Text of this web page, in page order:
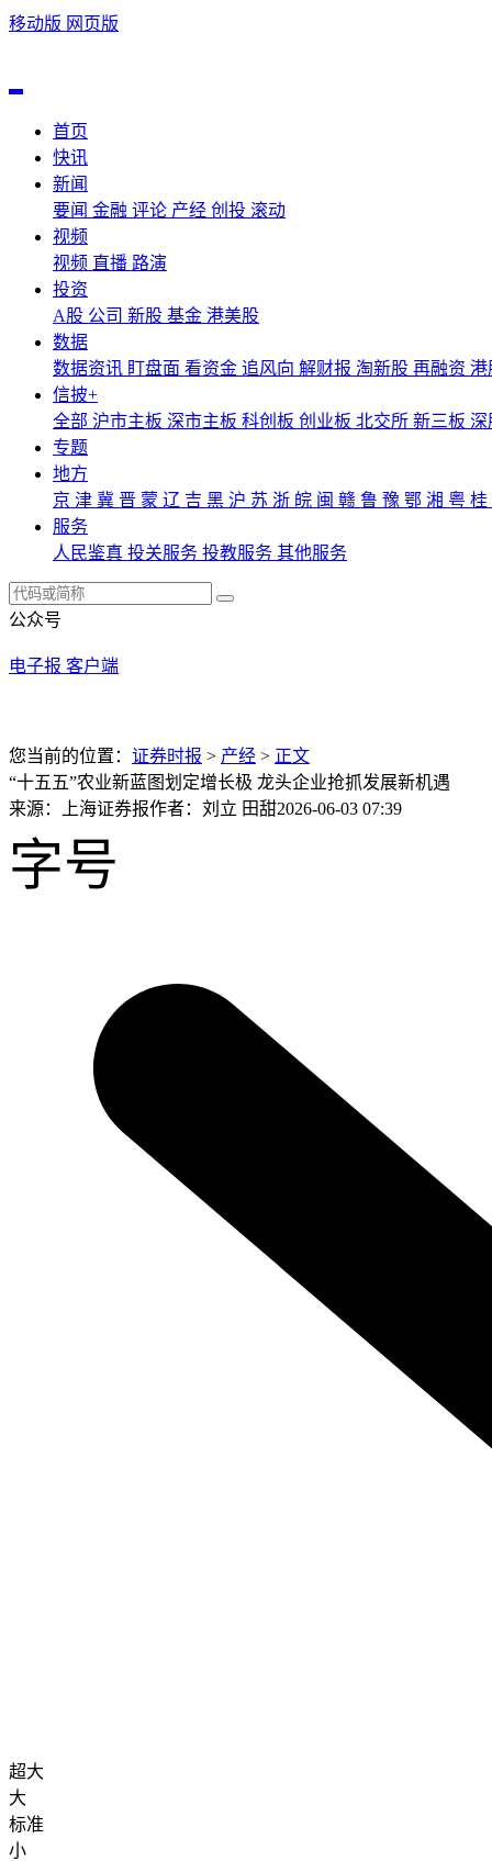
移动版 网页版
首页
快讯
新闻
要闻 金融 评论 产经 创投 滚动
视频
视频 直播 路演
投资
A股 公司 新股 基金 港美股
数据
数据资讯 盯盘面 看资金 追风向 解财报 淘新股 再融资
信披+
全部 沪市主板 深市主板 科创板 创业板 北交所 新三板
专题
地方
京 津 冀 晋 蒙 辽 吉 黑 沪 苏 浙 皖 闽 赣 鲁 豫 鄂 湘 粤 桂
服务
人民鉴真 投关服务 投教服务 其他服务
公众号
电子报 客户端
您当前的位置： 证券时报 > 产经 > 正文
“十五五”农业新蓝图划定增长极 龙头企业抢抓发展新机遇
来源：上海证券报作者：刘立 田甜2026-06-03 07:39
字号
超大
大
标准
小